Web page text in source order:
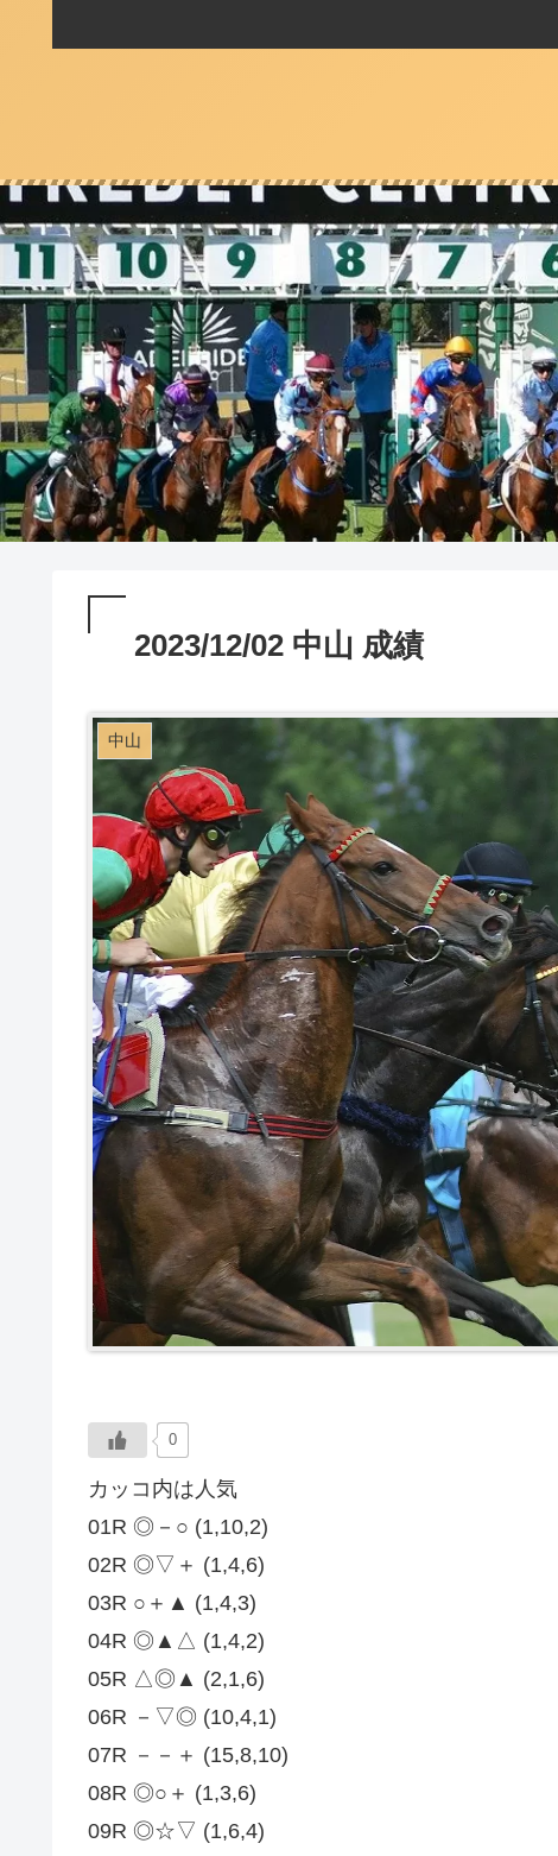
2023/12/02 中山 成績
中山
0
カッコ内は人気
01R ◎－○ (1,10,2)
02R ◎▽＋ (1,4,6)
03R ○＋▲ (1,4,3)
04R ◎▲△ (1,4,2)
05R △◎▲ (2,1,6)
06R －▽◎ (10,4,1)
07R －－＋ (15,8,10)
08R ◎○＋ (1,3,6)
09R ◎☆▽ (1,6,4)